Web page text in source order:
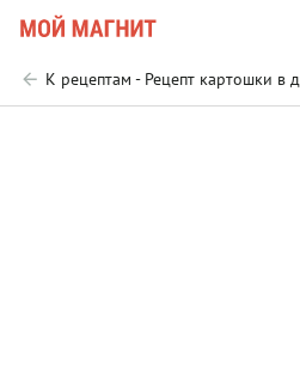
К рецептам - Рецепт картошки в